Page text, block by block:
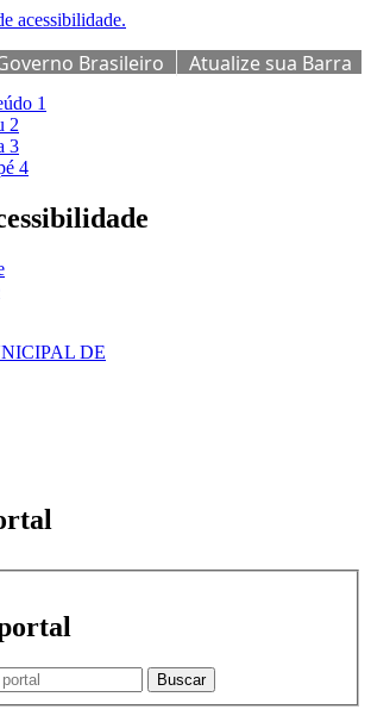
acessibilidade.
Brasileiro
Atualize sua Barra
1
2
3
4
DE
Buscar